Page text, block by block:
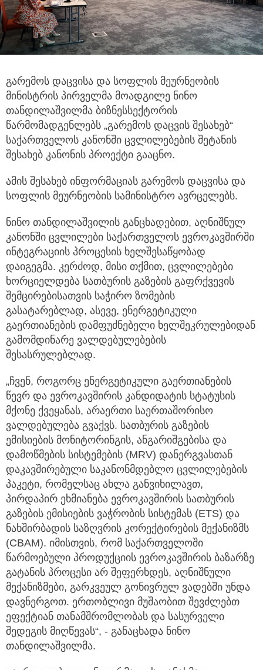
გარემოს დაცვისა და სოფლის მეურნეობის
მინისტრის პირველმა მოადგილე ნინო
თანდილაშვილმა ბიზნესსექტორის
წარმომადგენლებს „გარემოს დაცვის შესახებ“
საქართველოს კანონში ცვლილებების შეტანის
შესახებ კანონის პროექტი გააცნო.
ამის შესახებ ინფორმაციას გარემოს დაცვისა და
სოფლის მეურნეობის სამინისტრო ავრცელებს.
ნინო თანდილაშვილის განცხადებით, აღნიშნულ
კანონში ცვლილები საქართველოს ევროკავშირში
ინტეგრაციის პროცესის ხელშესაწყობად
დაიგეგმა. კერძოდ, მისი თქმით, ცვლილებები
ხორციელდება სათბურის გაზების გაფრქვევის
შემცირებისათვის საჭირო ზომების
გასატარებლად, ასევე, ენერგეტიკული
გაერთიანების დამფუძნებელი ხელშეკრულებიდან
გამომდინარე ვალდებულებების
შესასრულებლად.
„ჩვენ, როგორც ენერგეტიკული გაერთიანების
წევრ და ევროკავშირის კანდიდატის სტატუსის
მქონე ქვეყანას, არაერთი საერთაშორისო
ვალდებულება გვაქვს. სათბურის გაზების
ემისიების მონიტორინგის, ანგარიშგებისა და
დამოწმების სისტემების (MRV) დანერგვასთან
დაკავშირებული საკანონმდებლო ცვლილებების
პაკეტი, რომელსაც ახლა განვიხილავთ,
პირდაპირ ეხმიანება ევროკავშირის სათბურის
გაზების ემისიების ვაჭრობის სისტემას (ETS) და
ნახშირბადის საზღვრის კორექტირების მექანიზმს
(CBAM). იმისთვის, რომ საქართველოში
წარმოებული პროდუქციის ევროკავშირის ბაზარზე
გატანის პროცესი არ შეფერხდეს, აღნიშნული
მექანიზმები, გარკვეულ გონივრულ ვადებში უნდა
დავნერგოთ. ერთობლივი მუშაობით შევძლებთ
ეფექტიან თანამშრომლობას და სასურველი
შედეგის მიღწევას“, - განაცხადა ნინო
თანდილაშვილმა.